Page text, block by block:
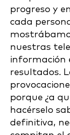
progreso y
cada
nuestras
información
resultados.
porque ¿a
hacérselo
definitiva,